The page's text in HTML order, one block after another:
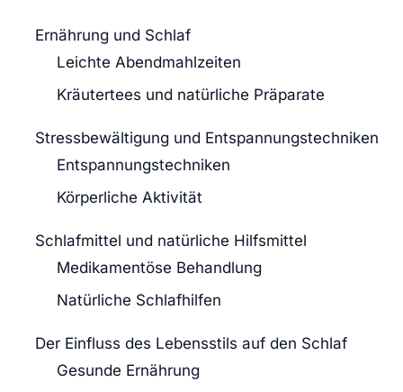
Ernährung und Schlaf
Leichte Abendmahlzeiten
Kräutertees und natürliche Präparate
Stressbewältigung und Entspannungstechniken
Entspannungstechniken
Körperliche Aktivität
Schlafmittel und natürliche Hilfsmittel
Medikamentöse Behandlung
Natürliche Schlafhilfen
Der Einfluss des Lebensstils auf den Schlaf
Gesunde Ernährung